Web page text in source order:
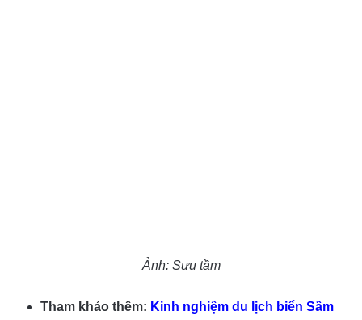
Ảnh: Sưu tầm
Tham khảo thêm: Kinh nghiệm du lịch biển Sầm